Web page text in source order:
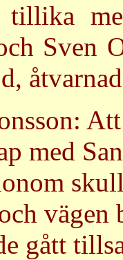
Sven
med
vägen
gått